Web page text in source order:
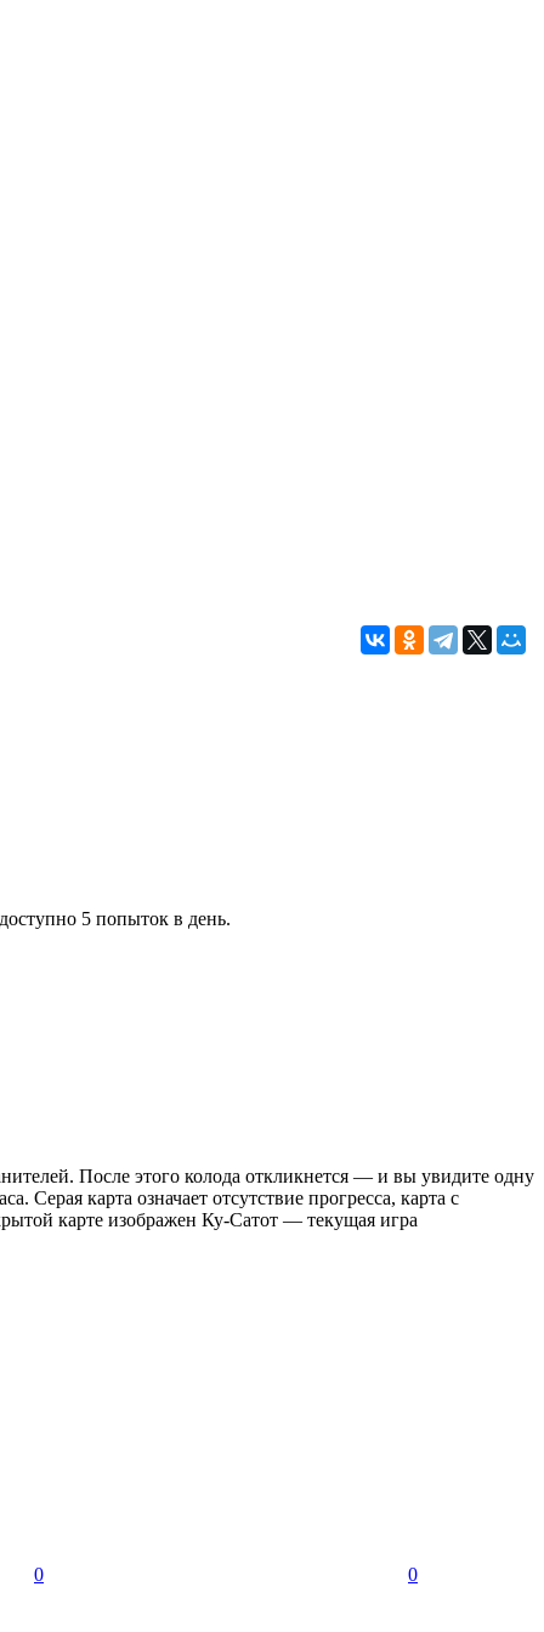
5 попыток в день.
После этого колода откликнется — и вы увидите одну
карта означает отсутствие прогресса, карта с
карте изображен Ку-Сатот — текущая игра
0 0